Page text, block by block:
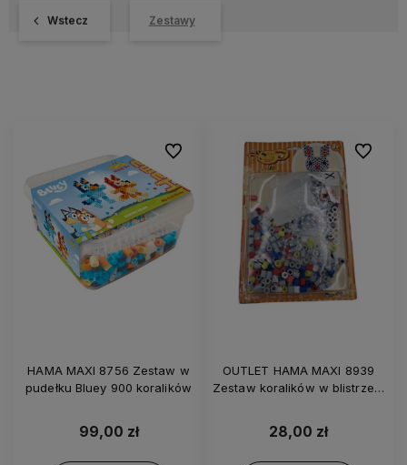
Wstecz Zestawy
HAMA MAXI 8756 Zestaw w
pudełku Bluey 900 koralików
99,00 zł
Do ulubionych
OUTLET HAMA MAXI 8939
Zestaw koralików w blistrze –
28,00 zł
Do